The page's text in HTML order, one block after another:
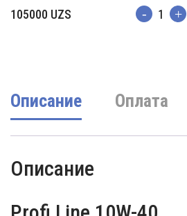
105000 UZS Количество
Описание Оплата
Описание